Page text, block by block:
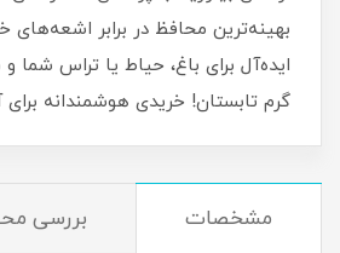
بهینه‌ترین محافظ در برابر
ایده‌آل برای باغ، حیاط یا تراس شما
گرم تابستان! خریدی هوشمندانه
مشخصات بررسی